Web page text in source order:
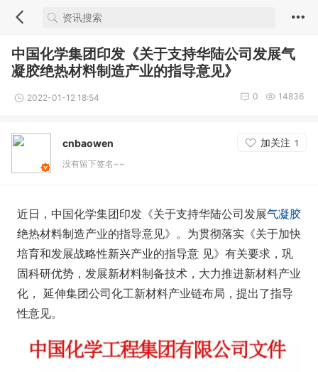
中国化学集团印发《关于支持华陆公司发展气
凝胶绝热材料制造产业的指导意见》
2022-01-12 18:54 14836
0
cnbaowen 加关注 1
没有留下签名~~
近日，中国化学集团印发《关于支持华陆公司发展气凝胶
绝热材料制造产业的指导意见》。为贯彻落实《关于加快
培育和发展战略性新兴产业的指导意 见》有关要求，巩
固科研优势，发展新材料制备技术，大力推进新材料产业
化， 延伸集团公司化工新材料产业链布局，提出了指导
性意见。